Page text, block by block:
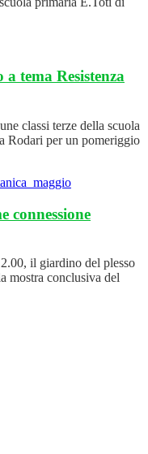
tema Resistenza
classi terze della scuola
Rodari per un pomeriggio
connessione
il giardino del plesso
mostra conclusiva del